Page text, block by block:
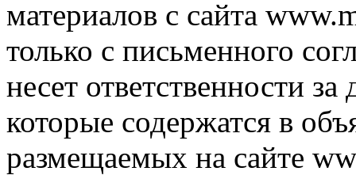
материалов с сайта
только с письменного
несет ответственности
которые содержатся в
размещаемых на сайте